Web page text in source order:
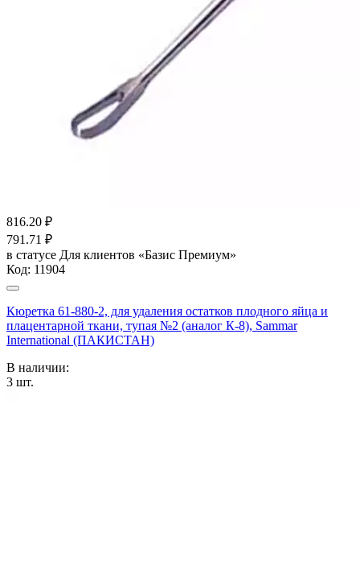
816.20 ₽
791.71 ₽
в статусе Для клиентов «Базис Премиум»
Код: 11904
Кюретка 61-880-2, для удаления остатков плодного яйца и
плацентарной ткани, тупая №2 (аналог К-8), Sammar
International (ПАКИСТАН)
В наличии:
3 шт.